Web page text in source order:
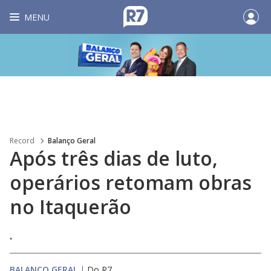
MENU
Record Balanço Geral
Após três dias de luto,
operários retomam obras
no Itaquerão
.